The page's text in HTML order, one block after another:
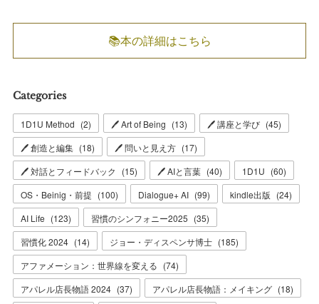
📚本の詳細はこちら
Categories
1D1U Method (2) 🖊 Art of Being (13) 🖊 講座と学び (45)
🖊 創造と編集 (18) 🖊 問いと見え方 (17)
🖊 対話とフィードバック
(15) 🖊 AIと言葉 (40) 1D1U (60)
OS・Beinig・前提 (100) Dialogue+ AI (99) kindle出版 (24)
AI Life (123) 習慣のシンフォニー2025 (35)
習慣化 2024 (14) ジョー・ディスペンサ博士 (185)
アファメーション：世界線を変える (74)
アパレル店長物語 2024 (37) アパレル店長物語：メイキング (18)